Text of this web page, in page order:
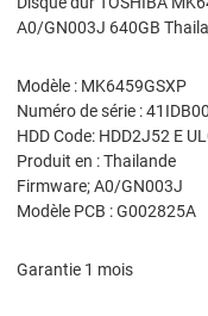
A0/GN003J 640GB
Modèle : MK6459GSXP
Numéro de série :
HDD Code: HDD2J52 E
Produit en : Thailande
Firmware; A0/GN003J
Modèle PCB : G002825A
Garantie 1 mois